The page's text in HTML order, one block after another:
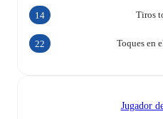
Tiros
14
Toques en
22
Jugador